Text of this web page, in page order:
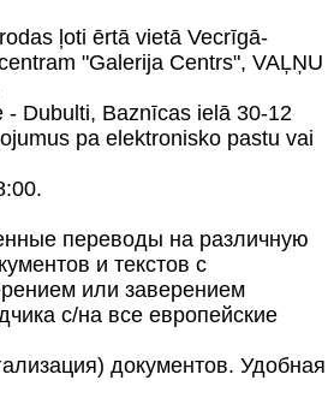
ļoti ērtā vietā Vecrīgā-
"Galerija Centrs", VAĻŅU
- Dubulti, Baznīcas ielā 30-12
pa elektronisko pastu vai
переводы на различную
и текстов с
или заверением
с/на все европейские
документов. Удобная